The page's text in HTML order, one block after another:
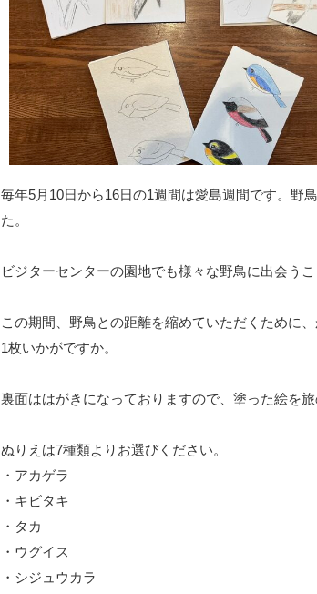
毎年5月10日から16日の1週間は愛島週間です。野
た。
ビジターセンターの園地でも様々な野鳥に出会う
この期間、野鳥との距離を縮めていただくために
1枚いかがですか。
裏面ははがきになっておりますので、塗った絵を
ぬりえは7種類よりお選びください。
・アカゲラ
・キビタキ
・タカ
・ウグイス
・シジュウカラ